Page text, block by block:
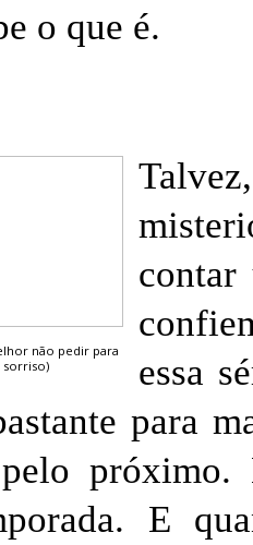
o que é.
não pedir para
sorriso)
contar
essa
para
E